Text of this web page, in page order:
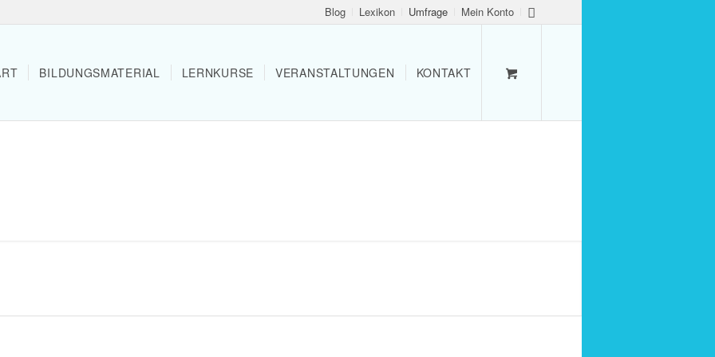
Blog Lexikon Umfrage Mein Konto
BILDUNGS­MA­TE­RIAL LERN­KURSE VERAN­STAL­TUNGEN KONTAKT